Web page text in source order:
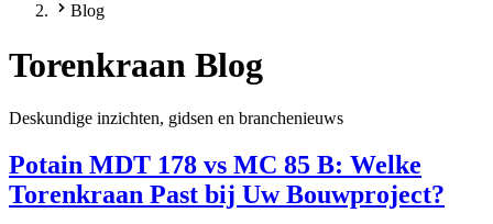
Blog
Torenkraan Blog
Deskundige inzichten, gidsen en branchenieuws
Potain MDT 178 vs MC 85 B: Welke
Torenkraan Past bij Uw Bouwproject?